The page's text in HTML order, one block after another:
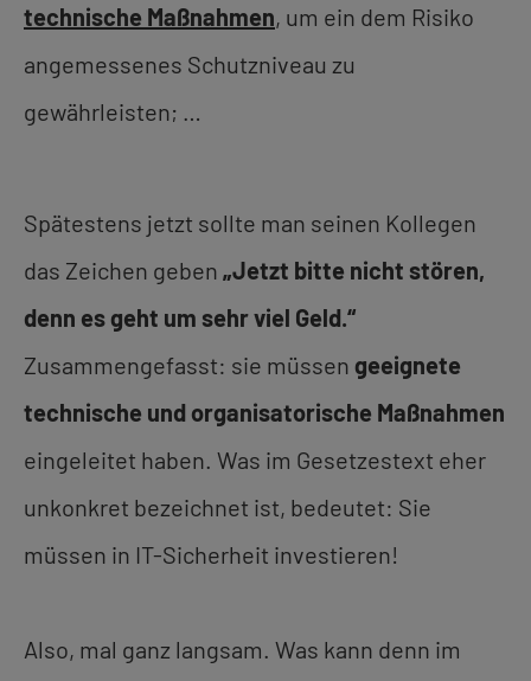
technische Maßnahmen, um ein dem Risiko
angemessenes Schutzniveau zu
gewährleisten; …
Spätestens jetzt sollte man seinen Kollegen
das Zeichen geben „Jetzt bitte nicht stören,
denn es geht um sehr viel Geld.“
Zusammengefasst: sie müssen geeignete
technische und organisatorische Maßnahmen
eingeleitet haben. Was im Gesetzestext eher
unkonkret bezeichnet ist, bedeutet: Sie
müssen in IT-Sicherheit investieren!
Also, mal ganz langsam. Was kann denn im